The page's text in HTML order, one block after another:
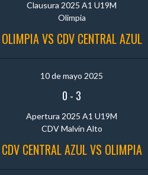
Clausura 2025 A1 U19M
Olimpia
OLIMPIA VS CDV CENTRAL AZUL
10 de mayo 2025
0 - 3
Apertura 2025 A1 U19M
CDV Malvín Alto
CDV CENTRAL AZUL VS OLIMPIA